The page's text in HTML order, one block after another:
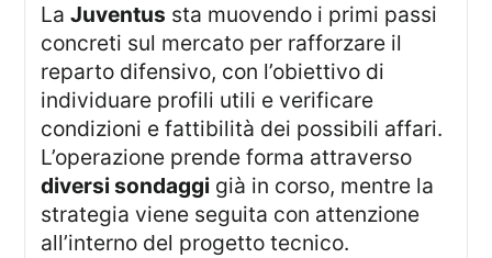
LaJuventus sta muovendo i primi passi
concreti sul mercato per rafforzare il
reparto difensivo, con l’obiettivo di
individuare profili utili e verificare
condizioni e fattibilità dei possibili affari.
L’operazione prende forma attraverso
diversi sondaggi già in corso, mentre la
strategia viene seguita con attenzione
all’interno del progetto tecnico.